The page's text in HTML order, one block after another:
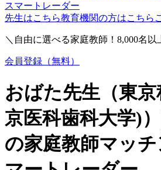
スマートレーダー
先生はこちら教育機関の方はこちら
＼自由に選べる家庭教師！ 8,000名以
会員登録（無料）
おばた先生（東京
京医科歯科大学)
の家庭教師マッ